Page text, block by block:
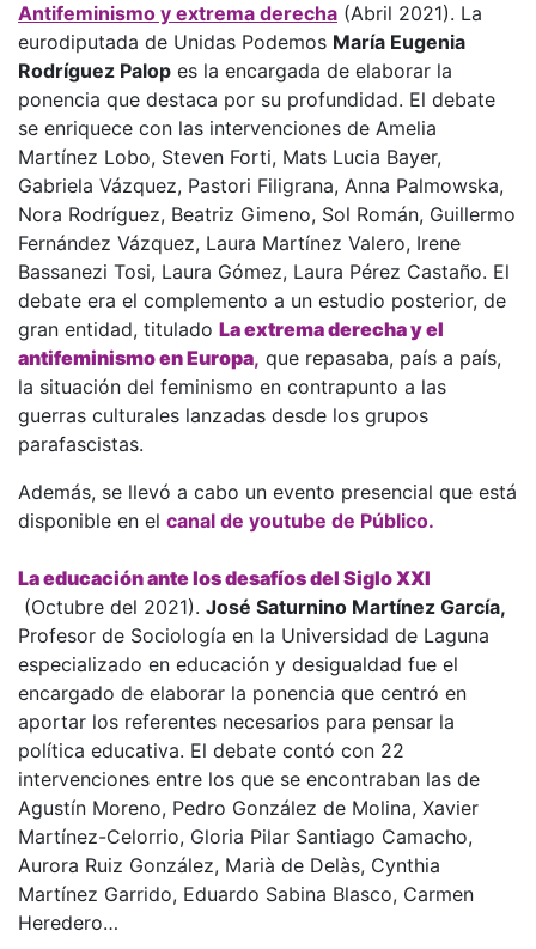
Antifeminismo y extrema derecha (Abril 2021). La
eurodiputada de Unidas Podemos María Eugenia
Rodríguez Palop es la encargada de elaborar la
ponencia que destaca por su profundidad. El debate
se enriquece con las intervenciones de Amelia
Martínez Lobo, Steven Forti, Mats Lucia Bayer,
Gabriela Vázquez, Pastori Filigrana, Anna Palmowska,
Nora Rodríguez, Beatriz Gimeno, Sol Román, Guillermo
Fernández Vázquez, Laura Martínez Valero, Irene
Bassanezi Tosi, Laura Gómez, Laura Pérez Castaño. El
debate era el complemento a un estudio posterior, de
gran entidad, titulado La extrema derecha y el
antifeminismo en Europa, que repasaba, país a país,
la situación del feminismo en contrapunto a las
guerras culturales lanzadas desde los grupos
parafascistas.
Además, se llevó a cabo un evento presencial que está
disponible en el canal de youtube de Público.
La educación ante los desafíos del Siglo XXI
(Octubre del 2021). José Saturnino Martínez García,
Profesor de Sociología en la Universidad de Laguna
especializado en educación y desigualdad fue el
encargado de elaborar la ponencia que centró en
aportar los referentes necesarios para pensar la
política educativa. El debate contó con 22
intervenciones entre los que se encontraban las de
Agustín Moreno, Pedro González de Molina, Xavier
Martínez-Celorrio, Gloria Pilar Santiago Camacho,
Aurora Ruiz González, Marià de Delàs, Cynthia
Martínez Garrido, Eduardo Sabina Blasco, Carmen
Heredero…